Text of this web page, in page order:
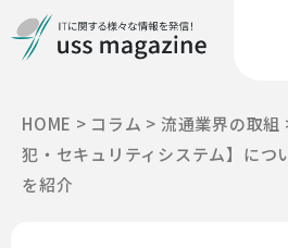
HOME > コラム > 流通業界の取組
犯・セキュリティシステム】につ
を紹介